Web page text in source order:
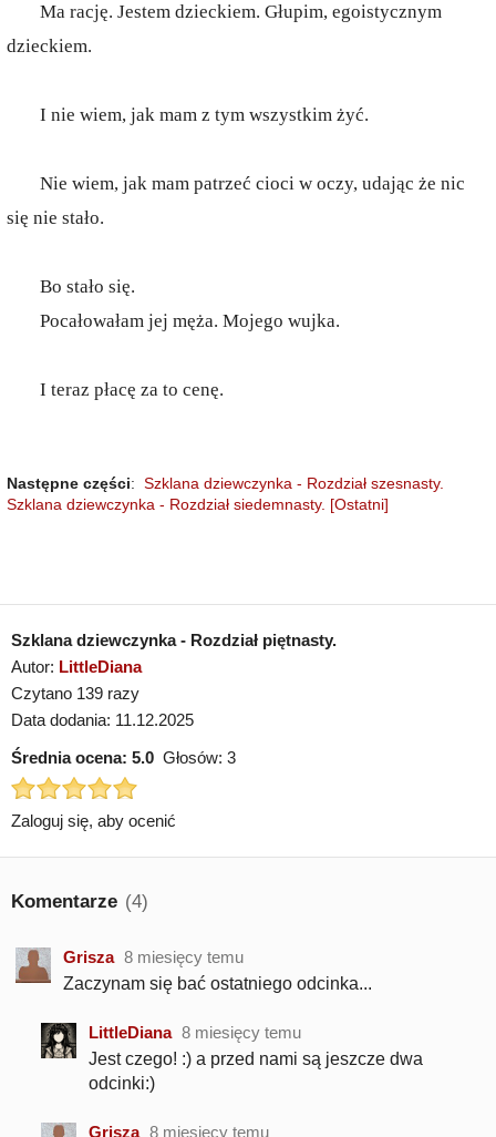
Ma rację. Jestem dzieckiem. Głupim, egoistycznym
dzieckiem.
I nie wiem, jak mam z tym wszystkim żyć.
Nie wiem, jak mam patrzeć cioci w oczy, udając że nic
się nie stało.
Bo stało się.
Pocałowałam jej męża. Mojego wujka.
I teraz płacę za to cenę.
Następne części: Szklana dziewczynka - Rozdział szesnasty.
Szklana dziewczynka - Rozdział siedemnasty. [Ostatni]
Szklana dziewczynka - Rozdział piętnasty.
Autor: LittleDiana
Czytano 139 razy
Data dodania: 11.12.2025
Średnia ocena: 5.0 Głosów: 3
Zaloguj się, aby ocenić
Komentarze (4)
Grisza 8 miesięcy temu
Zaczynam się bać ostatniego odcinka...
LittleDiana 8 miesięcy temu
Jest czego! :) a przed nami są jeszcze dwa
odcinki:)
Grisza 8 miesięcy temu